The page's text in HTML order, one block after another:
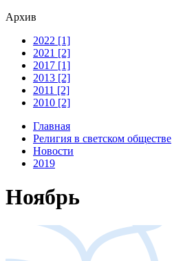
Архив
2022 [1]
2021 [2]
2017 [1]
2013 [2]
2011 [2]
2010 [2]
Главная
Религия в светском обществе
Новости
2019
Ноябрь